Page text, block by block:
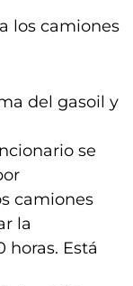
los camiones
del gasoil y
se
camiones
la
horas. Está